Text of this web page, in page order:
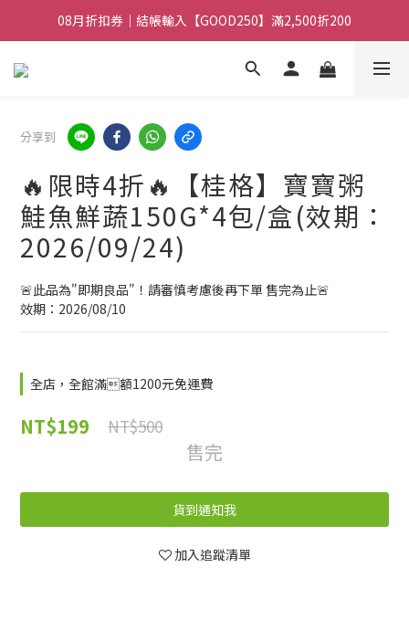
08月折扣券｜結帳輸入【GOOD100】滿1,900折100
08月折扣券｜結帳輸入【GOOD250】滿2,500折200
08月折扣券｜結帳輸入【GOOD100】滿1,900折100
分享到
🔥限時4折🔥【桂格】寶寶粥
鮭魚鮮蔬150G*4包/盒(效期：
2026/09/24)
🚨此品為"即期良品"！請審慎考慮後再下單 售完為止🚨
效期：2026/08/10
全店，全館滿額1200元免運費
NT$199 NT$500
售完
貨到通知我
加入追蹤清單